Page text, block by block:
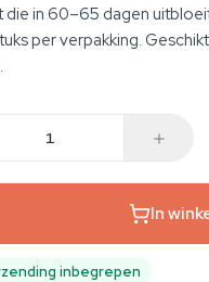
die in 60–65 dagen
per verpakking.
In
inbegrepen